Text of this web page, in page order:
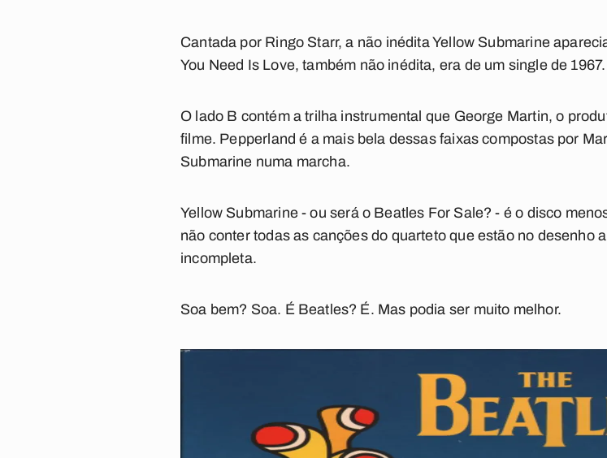
Cantada por Ringo Starr, a não inéditaYellow Submarine
You Need Is Love, também não inédita, era de um single de 1967.
O lado B contém a trilha instrumental que George Martin, o
filme. Pepperland é a mais bela dessas faixas compostas por
Submarine numa marcha.
Yellow Submarine - ou será o Beatles For Sale? - é o disco
não conter todas as canções do quarteto que estão no desenho
incompleta.
Soa bem? Soa. É Beatles? É. Mas podia ser muito melhor.